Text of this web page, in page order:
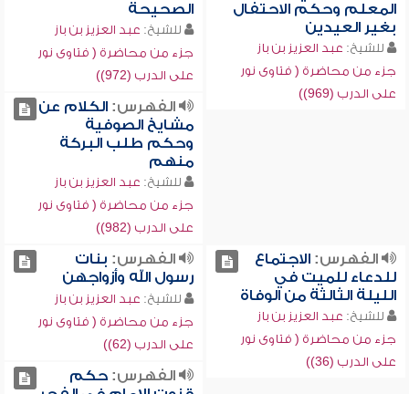
المعلم وحكم الاحتفال
بغير العيدين
للشيخ: عبد العزيز بن باز
جزء من محاضرة ( فتاوى نور
على الدرب (969))
الصحيحة
للشيخ: عبد العزيز بن باز
جزء من محاضرة ( فتاوى نور
على الدرب (972))
الفهرس:الكلام عن
مشايخ الصوفية
وحكم طلب البركة
منهم
للشيخ: عبد العزيز بن باز
جزء من محاضرة ( فتاوى نور
على الدرب (982))
الفهرس:الاجتماع
للدعاء للميت في
الليلة الثالثة من الوفاة
للشيخ: عبد العزيز بن باز
جزء من محاضرة ( فتاوى نور
على الدرب (36))
الفهرس: بنات
رسول الله وأزواجهن
للشيخ: عبد العزيز بن باز
جزء من محاضرة ( فتاوى نور
على الدرب (62))
الفهرس:حكم